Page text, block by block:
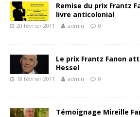
Remise du prix Frantz
livre anticolonial
20 février 2011 admin 0
Le prix Frantz Fanon
Hessel
18 février 2011 admin 0
Témoignage Mireille